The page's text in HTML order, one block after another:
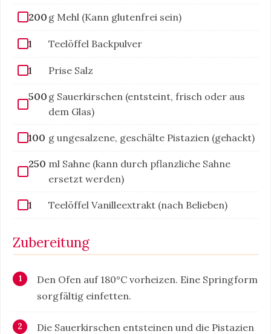
200 g Mehl (Kann glutenfrei sein)
1 Teelöffel Backpulver
1 Prise Salz
500 g Sauerkirschen (entsteint, frisch oder aus
dem Glas)
100 g ungesalzene, geschälte Pistazien (gehackt)
250 ml Sahne (kann durch pflanzliche Sahne
ersetzt werden)
1 Teelöffel Vanilleextrakt (nach Belieben)
Zubereitung
Den Ofen auf 180°C vorheizen. Eine Springform
sorgfältig einfetten.
Die Sauerkirschen entsteinen und die Pistazien